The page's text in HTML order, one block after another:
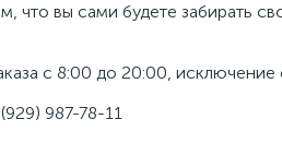
что вы сами будете забирать
с 8:00 до 20:00,
987-78-11